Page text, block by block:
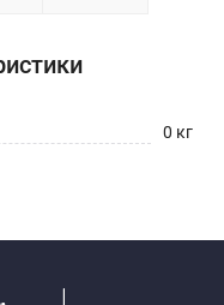
0 кг